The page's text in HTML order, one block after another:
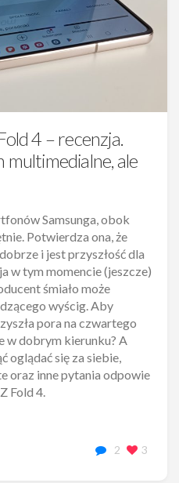
4 – recenzja.
ale
Samsunga, obok
Potwierdza ona, że
i jest przyszłość dla
w tym momencie (jeszcze)
śmiało może
wyścig. Aby
pora na czwartego
w dobrym kierunku? A
oglądać się za siebie,
oraz inne pytania odpowie
Fold 4.
2 3